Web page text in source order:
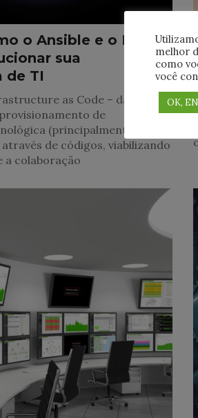
o Ansible e o IaC
sua
de TI
as Code – dá nome
de
(principalmente em
de códigos, viabilizando
a colaboração
melhor
como
você
OK,